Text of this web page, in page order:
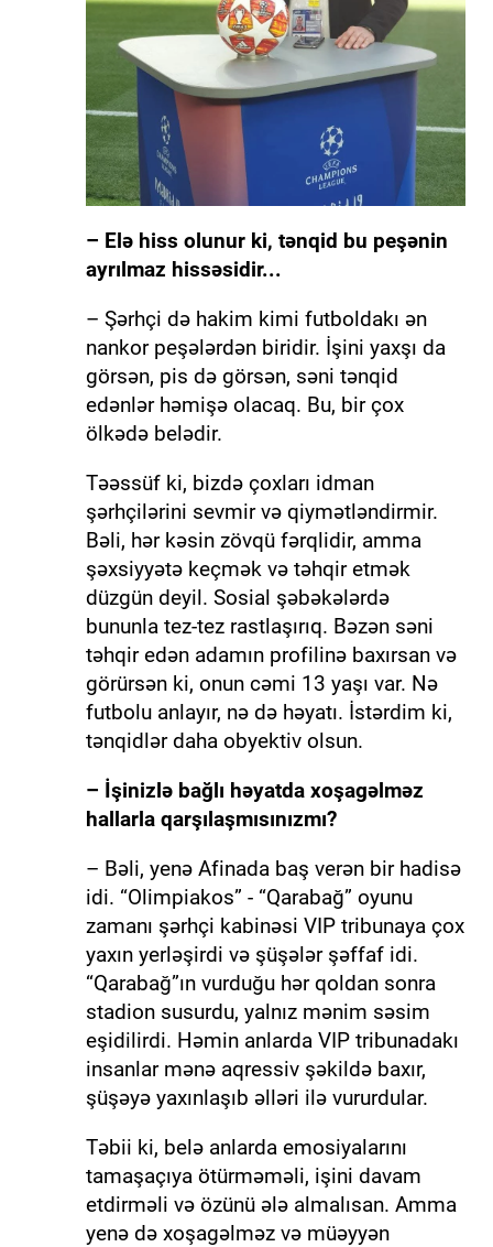
– Elə hiss olunur ki, tənqid bu peşənin
ayrılmaz hissəsidir...
– Şərhçi də hakim kimi futboldakı ən
nankor peşələrdən biridir. İşini yaxşı da
görsən, pis də görsən, səni tənqid
edənlər həmişə olacaq. Bu, bir çox
ölkədə belədir.
Təəssüf ki, bizdə çoxları idman
şərhçilərini sevmir və qiymətləndirmir.
Bəli, hər kəsin zövqü fərqlidir, amma
şəxsiyyətə keçmək və təhqir etmək
düzgün deyil. Sosial şəbəkələrdə
bununla tez-tez rastlaşırıq. Bəzən səni
təhqir edən adamın profilinə baxırsan və
görürsən ki, onun cəmi 13 yaşı var. Nə
futbolu anlayır, nə də həyatı. İstərdim ki,
tənqidlər daha obyektiv olsun.
– İşinizlə bağlı həyatda xoşagəlməz
hallarla qarşılaşmısınızmı?
– Bəli, yenə Afinada baş verən bir hadisə
idi. “Olimpiakos” - “Qarabağ” oyunu
zamanı şərhçi kabinəsi VIP tribunaya çox
yaxın yerləşirdi və şüşələr şəffaf idi.
“Qarabağ”ın vurduğu hər qoldan sonra
stadion susurdu, yalnız mənim səsim
eşidilirdi. Həmin anlarda VIP tribunadakı
insanlar mənə aqressiv şəkildə baxır,
şüşəyə yaxınlaşıb əlləri ilə vururdular.
Təbii ki, belə anlarda emosiyalarını
tamaşaçıya ötürməməli, işini davam
etdirməli və özünü ələ almalısan. Amma
yenə də xoşagəlməz və müəyyən